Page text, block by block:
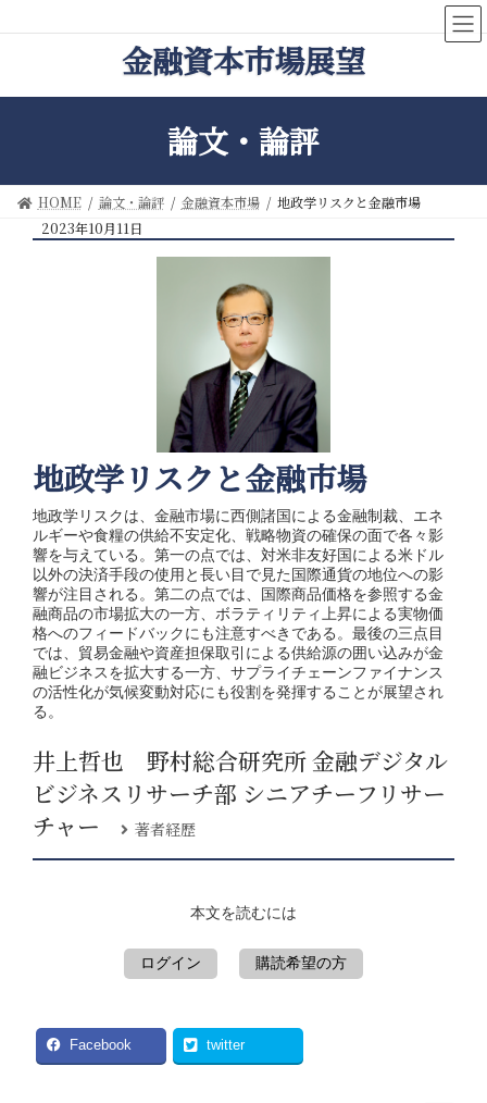
ン
ツ
ッ
ビ
シ
移
金融資本市場展望
論文・論評
HOME 論文・論評 金融資本市場 地政学リスクと金融市場
2023年10月11日
地政学リスクと金融市場
地政学リスクは、金融市場に西側諸国による金融制裁、エネ
ルギーや食糧の供給不安定化、戦略物資の確保の面で各々影
響を与えている。第一の点では、対米非友好国による米ドル
以外の決済手段の使用と長い目で見た国際通貨の地位への影
響が注目される。第二の点では、国際商品価格を参照する金
融商品の市場拡大の一方、ボラティリティ上昇による実物価
格へのフィードバックにも注意すべきである。最後の三点目
では、貿易金融や資産担保取引による供給源の囲い込みが金
融ビジネスを拡大する一方、サプライチェーンファイナンス
の活性化が気候変動対応にも役割を発揮することが展望され
る。
井上哲也 野村総合研究所 金融デジタル
ビジネスリサーチ部 シニアチーフリサー
チャー
著者経歴
本文を読むには
ログイン 購読希望の方
Facebook twitter